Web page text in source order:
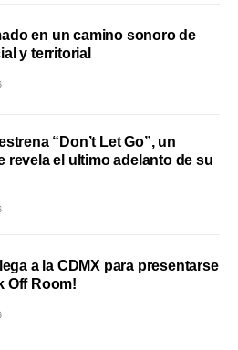
en un camino sonoro de
y territorial
“Don’t Let Go”, un
revela el ultimo adelanto de su
a la CDMX para presentarse
Off Room!